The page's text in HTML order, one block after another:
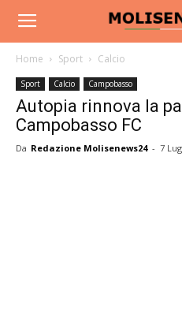
Home Sport Calcio
Sport Calcio Campobasso
Autopia rinnova la
Campobasso FC
Da Redazione Molisenews24 - 7